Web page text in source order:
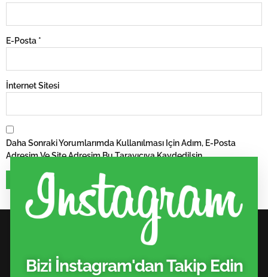
E-Posta *
İnternet Sitesi
Daha Sonraki Yorumlarımda Kullanılması Için Adım, E-Posta
Adresim Ve Site Adresim Bu Tarayıcıya Kaydedilsin.
Bizi İnstagram'dan Takip Edin